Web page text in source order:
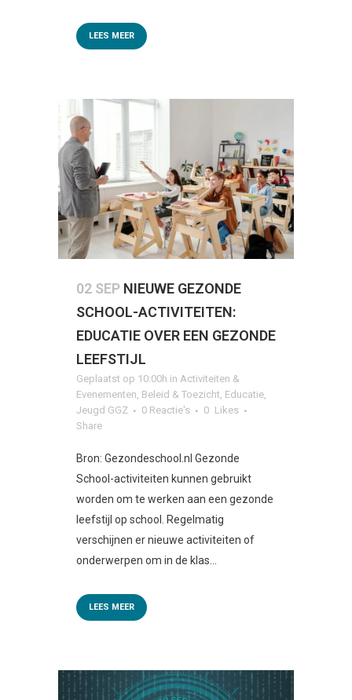
LEES MEER
02 SEP NIEUWE GEZONDE
SCHOOL-ACTIVITEITEN:
EDUCATIE OVER EEN GEZONDE
LEEFSTIJL
Geplaatst op 10:00h in Activiteiten &
Evenementen, Beleid & Toezicht, Educatie,
Jeugd GGZ
0 Reactie's 0 Likes
Share
Bron: Gezondeschool.nl Gezonde
School-activiteiten kunnen gebruikt
worden om te werken aan een gezonde
leefstijl op school. Regelmatig
verschijnen er nieuwe activiteiten of
onderwerpen om in de klas...
LEES MEER